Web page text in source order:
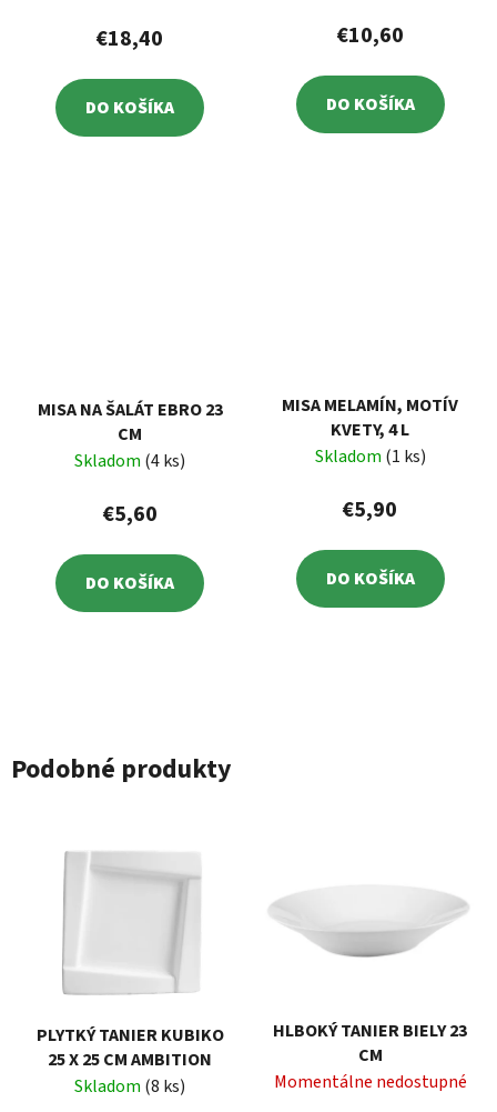
€18,40
DO KOŠÍKA
€10,60
DO KOŠÍKA
MISA NA ŠALÁT EBRO 23
CM
Skladom (4 ks)
€5,60
DO KOŠÍKA
MISA MELAMÍN, MOTÍV
KVETY, 4 L
Skladom (1 ks)
€5,90
DO KOŠÍKA
Podobné produkty
PLYTKÝ TANIER KUBIKO
25 X 25 CM AMBITION
Skladom (8 ks)
HLBOKÝ TANIER BIELY 23
CM
Momentálne nedostupné